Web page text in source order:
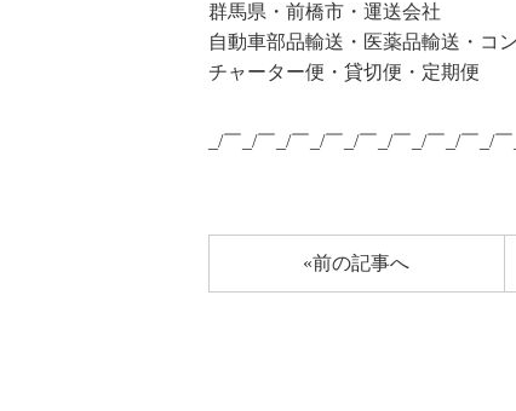
群馬県・前橋市・運送会社
自動車部品輸送・医薬品輸送・コ
チャーター便・貸切便・定期便
_/￣_/￣_/￣_/￣_/￣_/￣_/￣_/￣_/
«前の記事へ